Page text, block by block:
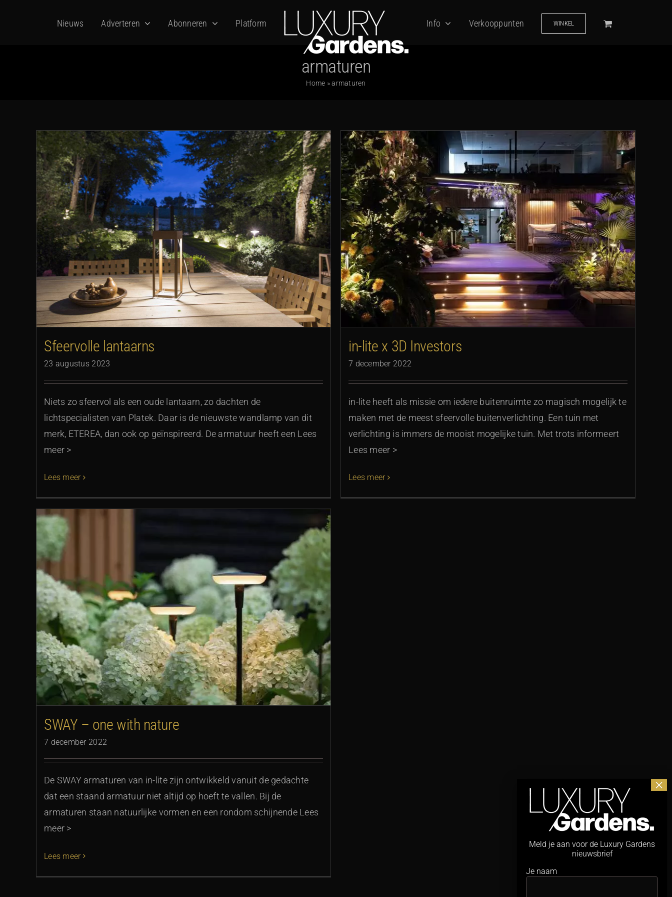
Nieuws Adverteren Abonneren Platform Info Verkooppunten WINKEL
armaturen
Home »armaturen
Sfeervolle lantaarns
23 augustus 2023
Niets zo sfeervol als een oude lantaarn, zo dachten de
lichtspecialisten van Platek. Daar is de nieuwste wandlamp van dit
merk, ETEREA, dan ook op geïnspireerd. De armatuur heeft een Lees
meer >
Lees meer
in-lite x 3D Investors
in-lite x 3D Investors
7 december 2022
in-lite heeft als missie om iedere buitenruimte zo magisch mogelijk te
maken met de meest sfeervolle buitenverlichting. Een tuin met
verlichting is immers de mooist mogelijke tuin. Met trots informeert
Lees meer >
Lees meer
SWAY – one with nature
7 december 2022
De SWAY armaturen van in-lite zijn ontwikkeld vanuit de gedachte
dat een staand armatuur niet altijd op hoeft te vallen. Bij de
armaturen staan natuurlijke vormen en een rondom schijnende Lees
meer >
Lees meer
Meld je aan voor de Luxury Gardens
nieuwsbrief
Je naam